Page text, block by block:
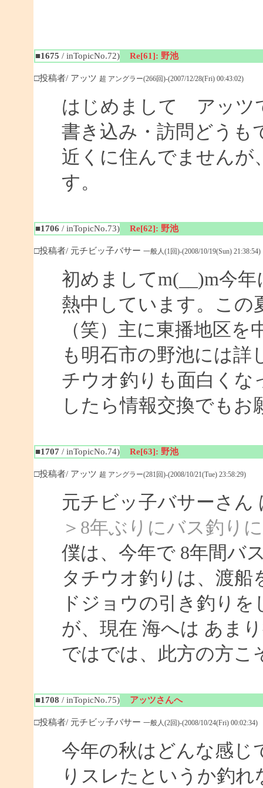
■1675 / inTopicNo.72) Re[61]: 野池
□投稿者/ アッツ 超 アングラー(266回)-(2007/12/28(Fri) 00:43:02)
はじめまして アッツ
書き込み・訪問どうも
近くに住んでませんが
す。
■1706 / inTopicNo.73) Re[62]: 野池
□投稿者/ 元チビッ子バサー 一般人(1回)-(2008/10/19(Sun) 21:38:54)
初めましてm(__)m今
熱中しています。この
（笑）主に東播地区
も明石市の野池には
チウオ釣りも面白くな
したら情報交換でもお
■1707 / inTopicNo.74) Re[63]: 野池
□投稿者/ アッツ 超 アングラー(281回)-(2008/10/21(Tue) 23:58:29)
元チビッ子バサーさ
＞8年ぶりにバス釣り
僕は、今年で 8年間バ
タチウオ釣りは、渡船
ドジョウの引き釣り
が、現在 海へは あま
ではでは、此方の方こ
■1708 / inTopicNo.75) アッツさんへ
□投稿者/ 元チビッ子バサー 一般人(2回)-(2008/10/24(Fri) 00:02:34)
今年の秋はどんな感じ
りスレたというか釣